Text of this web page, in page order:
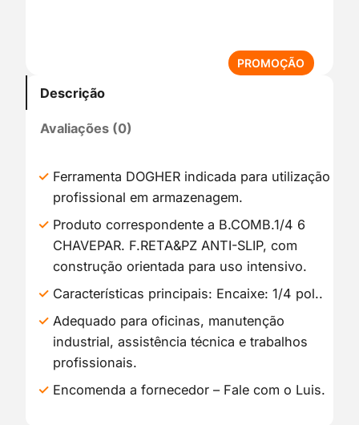
PROMOÇÃO
R
E
P
M
O
O
Descrição
Avaliações (0)
Ferramenta DOGHER indicada para utilização
profissional em armazenagem.
Produto correspondente a B.COMB.1/4 6
CHAVEPAR. F.RETA&PZ ANTI-SLIP, com
construção orientada para uso intensivo.
Características principais: Encaixe: 1/4 pol..
Adequado para oficinas, manutenção
industrial, assistência técnica e trabalhos
profissionais.
Encomenda a fornecedor – Fale com o Luis.